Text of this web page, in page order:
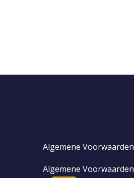
Algemene Voorwaarden
Algemene Voorwaarden